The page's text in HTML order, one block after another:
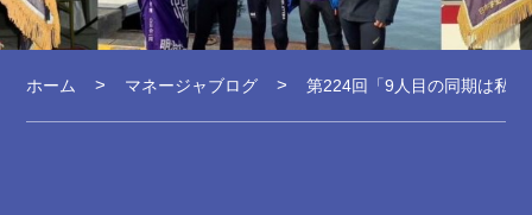
ホーム マネージャブログ 第224回「9人目の同期は私